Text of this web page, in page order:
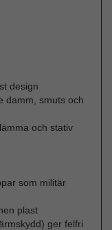
design
damm, smuts och
och stativ
som militär
plast
ger felfri